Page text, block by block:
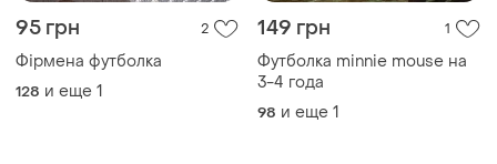
95 грн 2
Фірмена футболка
128 и еще 1
149 грн 1
Футболка minnie mouse на
3-4 года
98 и еще 1